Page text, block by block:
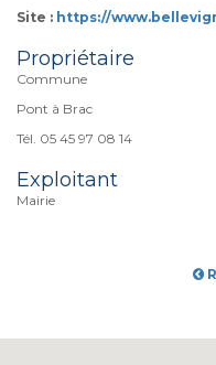
Site : https://
Propriétaire
Commune
Pont à Brac
Tél. 05 45 97 08 14
Exploitant
Mairie